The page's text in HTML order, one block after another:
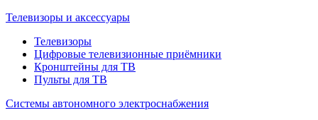
Телевизоры и аксессуары
Телевизоры
Цифровые телевизионные приёмники
Кронштейны для ТВ
Пульты для ТВ
Системы автономного электроснабжения